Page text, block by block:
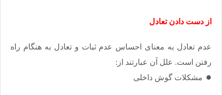
از دست دادن تعادل
عدم تعادل به معنای احساس عدم ثبات و تعادل به هنگام راه
رفتن است. علل آن عبارتند از:
●​​​​​​​ مشکلات گوش داخلی